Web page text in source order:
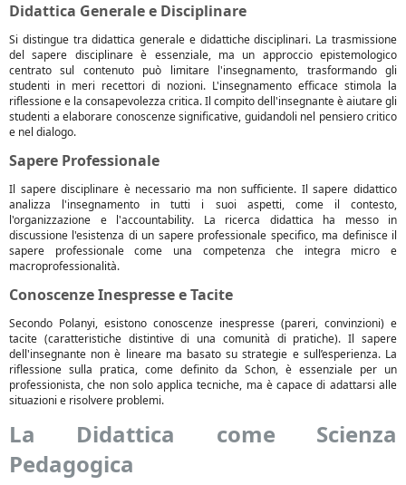
Didattica Generale e Disciplinare
Si distingue tra didattica generale e didattiche disciplinari. La trasmissione
del sapere disciplinare è essenziale, ma un approccio epistemologico
centrato sul contenuto può limitare l'insegnamento, trasformando gli
studenti in meri recettori di nozioni. L'insegnamento efficace stimola la
riflessione e la consapevolezza critica. Il compito dell'insegnante è aiutare gli
studenti a elaborare conoscenze significative, guidandoli nel pensiero critico
e nel dialogo.
Sapere Professionale
Il sapere disciplinare è necessario ma non sufficiente. Il sapere didattico
analizza l'insegnamento in tutti i suoi aspetti, come il contesto,
l'organizzazione e l'accountability. La ricerca didattica ha messo in
discussione l'esistenza di un sapere professionale specifico, ma definisce il
sapere professionale come una competenza che integra micro e
macroprofessionalità.
Conoscenze Inespresse e Tacite
Secondo Polanyi, esistono conoscenze inespresse (pareri, convinzioni) e
tacite (caratteristiche distintive di una comunità di pratiche). Il sapere
dell'insegnante non è lineare ma basato su strategie e sull’esperienza. La
riflessione sulla pratica, come definito da Schon, è essenziale per un
professionista, che non solo applica tecniche, ma è capace di adattarsi alle
situazioni e risolvere problemi.
La Didattica come Scienza
Pedagogica